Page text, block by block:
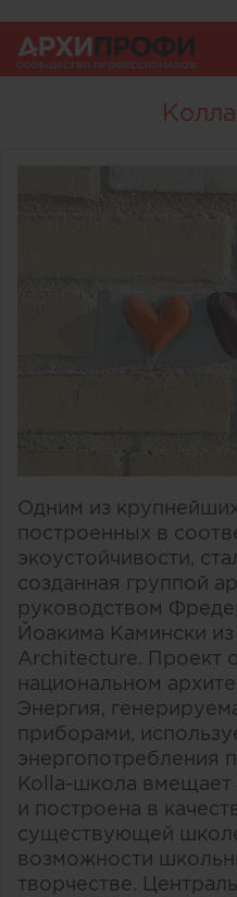
Одним из
построенных в
экоустойчивости,
созданная группой
руководством
Йоакима Камински
Architecture. Проект
национальном
Энергия,
приборами,
энергопотребления
Kolla-школа вмещает
и построена в
существующей
возможности
творчестве.